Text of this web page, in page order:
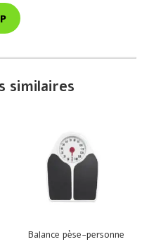
similaires
Balance pèse-personne